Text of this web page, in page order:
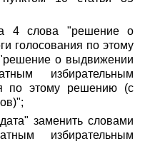
4 слова "решение о
голосования по этому
о выдвижении
избирательным
по этому решению (с
заменить словами
избирательным